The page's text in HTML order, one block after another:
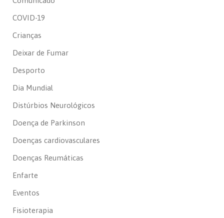
COVID-19
Crianças
Deixar de Fumar
Desporto
Dia Mundial
Distúrbios Neurológicos
Doença de Parkinson
Doenças cardiovasculares
Doenças Reumáticas
Enfarte
Eventos
Fisioterapia